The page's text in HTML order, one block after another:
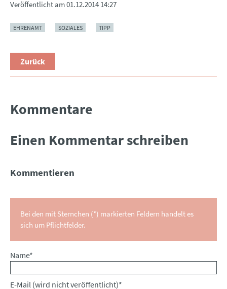
Veröffentlicht am01.12.2014 14:27
EHRENAMT SOZIALES TIPP
Zurück
Kommentare
Einen Kommentar schreiben
Kommentieren
Bei den mit Sternchen (*) markierten Feldern handelt es
sich um Pflichtfelder.
Pflichtfeld
Name*
Pflichtfeld
E-Mail (wird nicht veröffentlicht)*